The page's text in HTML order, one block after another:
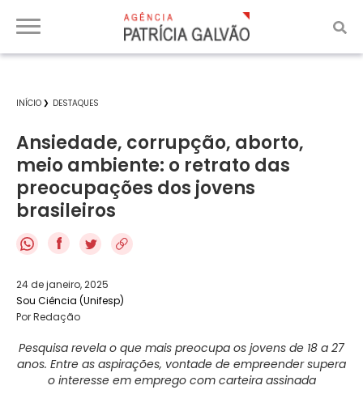
INÍCIO DESTAQUES
Ansiedade, corrupção, aborto,
meio ambiente: o retrato das
preocupações dos jovens
brasileiros
f
24 de janeiro, 2025
Sou Ciência (Unifesp)
Por Redação
Pesquisa revela o que mais preocupa os jovens de 18 a 27
anos. Entre as aspirações, vontade de empreender supera
o interesse em emprego com carteira assinada